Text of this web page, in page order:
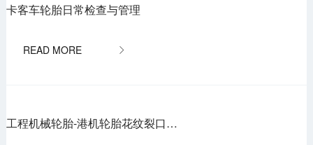
卡客车轮胎日常检查与管理

工程机械轮胎-港机轮胎花纹裂口分析